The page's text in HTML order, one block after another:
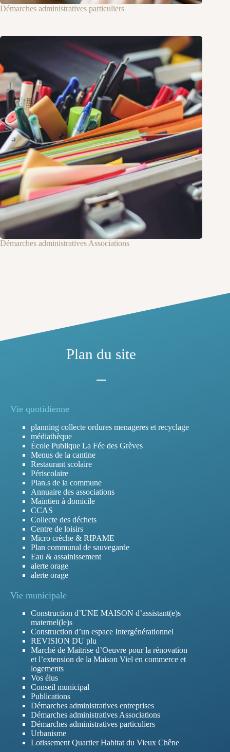
Démarches administratives particuliers
Démarches administratives Associations
Plan du site
Vie quotidienne
planning collecte ordures menageres et recyclage
médiathèque
École Publique La Fée des Grèves
Menus de la cantine
Restaurant scolaire
Périscolaire
Plan.s de la commune
Annuaire des associations
Maintien à domicile
CCAS
Collecte des déchets
Centre de loisirs
Micro crèche & RIPAME
Plan communal de sauvegarde
Eau & assainissement
alerte orage
alerte orage
Vie municipale
Construction d’UNE MAISON d’assistant(e)s
maternel(le)s
Construction d’un espace Intergénérationnel
REVISION DU plu
Marché de Maitrise d’Oeuvre pour la rénovation
et l’extension de la Maison Viel en commerce et
logements
Vos élus
Conseil municipal
Publications
Démarches administratives entreprises
Démarches administratives Associations
Démarches administratives particuliers
Urbanisme
Lotissement Quartier Habitat du Vieux Chêne